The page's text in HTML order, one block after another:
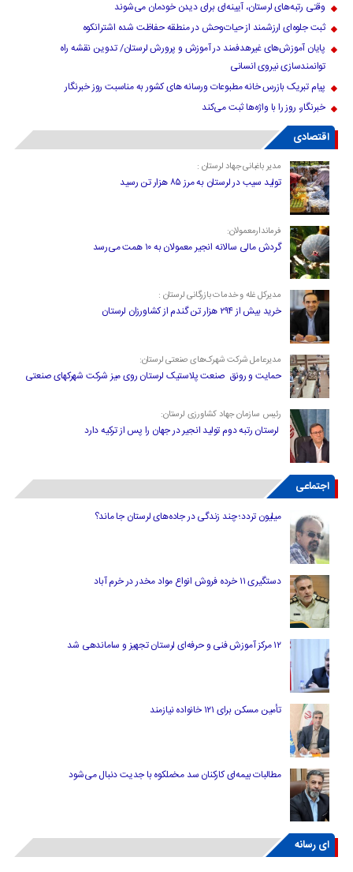
وقتی رتبه‌های لرستان، آیینه‌ای برای دیدن خودمان می‌شوند
ثبت جلوه‌ای ارزشمند از حیات‌وحش در منطقه حفاظت شده اشترانکوه
پایان آموزش‌های غیرهدفمند در آموزش و پرورش لرستان/ تدوین نقشه راه
توانمندسازی نیروی انسانی
پیام تبریک بازرس خانه مطبوعات ورسانه های کشور به مناسبت روز خبرنگار
خبرنگار، روز را با واژه‌ها ثبت می‌کند
اقتصادی
مدیر باغبانی جهاد لرستان :
تولید سیب در لرستان به مرز ۸۵ هزار تن رسید
فرماندارمعمولان:
گردش مالی سالانه انجیر معمولان به ۱۰ همت می‌رسد
مدیرکل غله و خدمات بازرگانی لرستان :
خرید بیش از ۲۹۴ هزار تن گندم از کشاورزان لرستان
مدیرعامل شرکت شهرک‌های صنعتی لرستان:
حمایت و رونق صنعت پلاستیک لرستان روی میز شرکت شهرکهای صنعتی
رئیس سازمان جهاد کشاورزی لرستان:
لرستان رتبه دوم تولید انجیر در جهان را پس از ترکیه دارد
اجتماعی
میلیون تردد؛ چند زندگی در جاده‌های لرستان جا ماند؟
دستگیری ۱۱ خرده فروش انواع مواد مخدر در خرم آباد
۱۲ مرکز آموزش فنی و حرفه‌ای لرستان تجهیز و ساماندهی شد
تأمین مسکن برای ۱۲۱ خانواده نیازمند
مطالبات بیمه‌ای کارکنان سد مخملکوه با جدیت دنبال می‌شود
ای رسانه